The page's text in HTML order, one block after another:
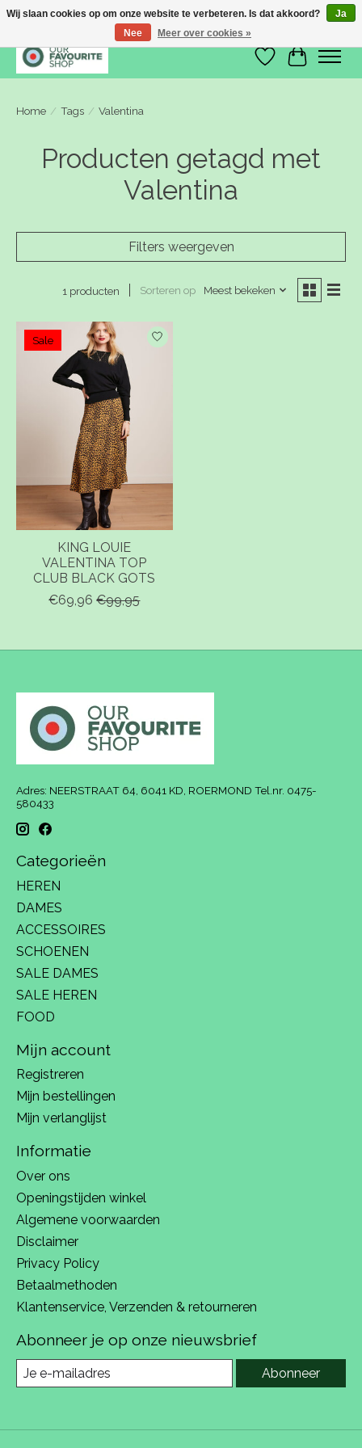
Verlanglijst
Home / Tags / Valentina
Producten getagd met
Valentina
Filters weergeven
1 producten Sorteren op Meest bekeken
Sale
KING LOUIE
VALENTINA TOP
CLUB BLACK GOTS
€69,96 €99,95
Adres: NEERSTRAAT 64, 6041 KD, ROERMOND Tel.nr. 0475-
580433
Categorieën
HEREN
DAMES
ACCESSOIRES
SCHOENEN
SALE DAMES
SALE HEREN
FOOD
Mijn account
Registreren
Mijn bestellingen
Mijn verlanglijst
Informatie
Over ons
Openingstijden winkel
Algemene voorwaarden
Disclaimer
Privacy Policy
Betaalmethoden
Klantenservice, Verzenden & retourneren
Abonneer je op onze nieuwsbrief
Abonneer
Wij slaan cookies op om onze website te verbeteren. Is dat akkoord?
Ja
Nee
Meer over cookies »